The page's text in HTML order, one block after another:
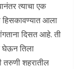
त्याचा एक
हिसकावण्यात आला
दिसत आहे. ती
घेऊन तिला
तरुणी शहरातील